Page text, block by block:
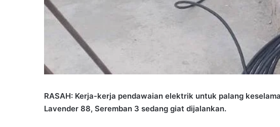
RASAH: Kerja-kerja pendawaian elektrik untuk palang
Lavender 88, Seremban 3 sedang giat dijalankan.